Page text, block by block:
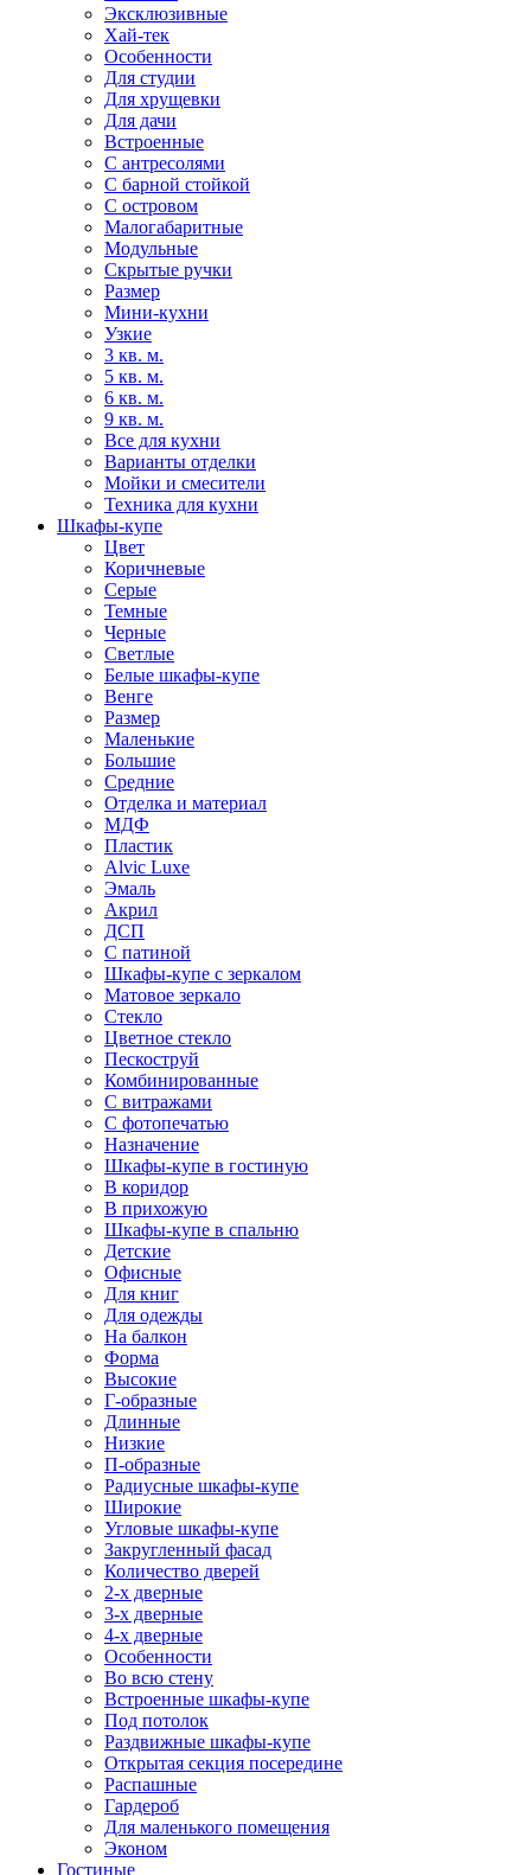
Эксклюзивные
Хай-тек
Особенности
Для студии
Для хрущевки
Для дачи
Встроенные
С антресолями
С барной стойкой
С островом
Малогабаритные
Модульные
Скрытые ручки
Размер
Мини-кухни
Узкие
3 кв. м.
5 кв. м.
6 кв. м.
9 кв. м.
Все для кухни
Варианты отделки
Мойки и смесители
Техника для кухни
Шкафы-купе
Цвет
Коричневые
Серые
Темные
Черные
Светлые
Белые шкафы-купе
Венге
Размер
Маленькие
Большие
Средние
Отделка и материал
МДФ
Пластик
Alvic Luxe
Эмаль
Акрил
ДСП
С патиной
Шкафы-купе с зеркалом
Матовое зеркало
Стекло
Цветное стекло
Пескоструй
Комбинированные
С витражами
С фотопечатью
Назначение
Шкафы-купе в гостиную
В коридор
В прихожую
Шкафы-купе в спальню
Детские
Офисные
Для книг
Для одежды
На балкон
Форма
Высокие
Г-образные
Длинные
Низкие
П-образные
Радиусные шкафы-купе
Широкие
Угловые шкафы-купе
Закругленный фасад
Количество дверей
2-х дверные
3-х дверные
4-х дверные
Особенности
Во всю стену
Встроенные шкафы-купе
Под потолок
Раздвижные шкафы-купе
Открытая секция посередине
Распашные
Гардероб
Для маленького помещения
Эконом
Гостиные